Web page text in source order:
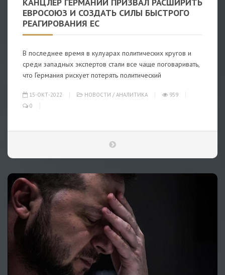
КАНЦЛЕР ГЕРМАНИИ ПРИЗВАЛ РАСШИРИТЬ
ЕВРОСОЮЗ И СОЗДАТЬ СИЛЫ БЫСТРОГО
РЕАГИРОВАНИЯ ЕС
В последнее время в кулуарах политических кругов и
среди западных экспертов стали все чаще поговаривать,
что Германия рискует потерять политический
15-ОКТ-2022 НОВОСТИ / АНАЛИТИКА
959
0